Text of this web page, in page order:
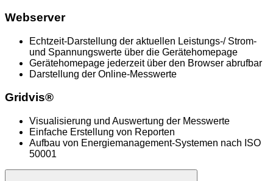
Webserver
Echtzeit-Darstellung der aktuellen Leistungs-/ Strom-
und Spannungswerte über die Gerätehomepage
Gerätehomepage jederzeit über den Browser abrufbar
Darstellung der Online-Messwerte
Gridvis®
Visualisierung und Auswertung der Messwerte
Einfache Erstellung von Reporten
Aufbau von Energiemanagement-Systemen nach ISO
50001